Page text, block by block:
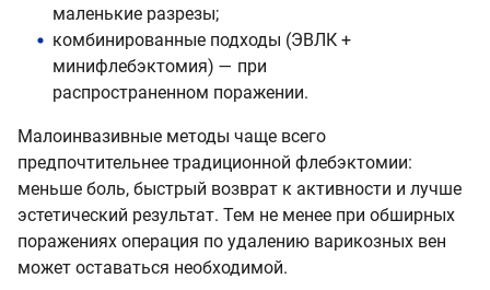
маленькие разрезы;
комбинированные подходы (ЭВЛК +
минифлебэктомия) — при
распространенном поражении.
Малоинвазивные методы чаще всего
предпочтительнее традиционной флебэктомии:
меньше боль, быстрый возврат к активности и лучше
эстетический результат. Тем не менее при обширных
поражениях операция по удалению варикозных вен
может оставаться необходимой.